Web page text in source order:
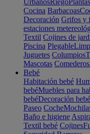
UrbanosRiegoPlantas
Cocina Barbacoas
Decoración Grifos y
estaciones
Textil Cojines de
Piscina Plegable
Juguetes Columpios
Mascotas Comederos
Bebé
Habitación bebé
bebéMuebles para
bebéDecoración bebé
Paseo Coche
Baño e higiene
Textil bebé Cojines